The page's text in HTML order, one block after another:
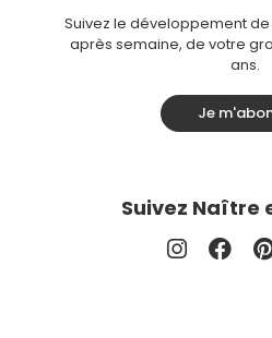
Suivez le développement
après semaine, de votre
ans.
Je
Suivez Naître